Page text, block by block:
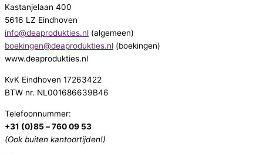
Kastanjelaan 400
5616 LZ Eindhoven
info@deaprodukties.nl (algemeen)
boekingen@deaprodukties.nl (boekingen)
www.deaprodukties.nl
KvK Eindhoven 17263422
BTW nr. NL001686639B46
Telefoonnummer:
+31 (0)85 – 760 09 53
(Ook buiten kantoortijden!)